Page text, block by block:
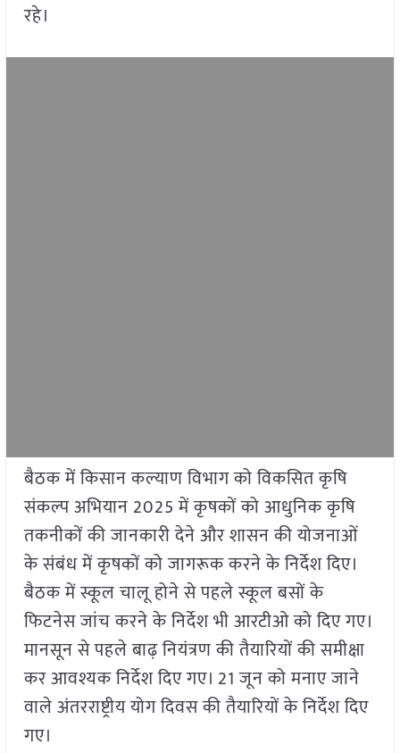
रहे।
बैठक में किसान कल्याण विभाग को विकसित कृषि
संकल्प अभियान 2025 में कृषकों को आधुनिक कृषि
तकनीकों की जानकारी देने और शासन की योजनाओं
के संबंध में कृषकों को जागरूक करने के निर्देश दिए।
बैठक में स्कूल चालू होने से पहले स्कूल बसों के
फिटनेस जांच करने के निर्देश भी आरटीओ को दिए गए।
मानसून से पहले बाढ़ नियंत्रण की तैयारियों की समीक्षा
कर आवश्यक निर्देश दिए गए। 21 जून को मनाए जाने
वाले अंतरराष्ट्रीय योग दिवस की तैयारियों के निर्देश दिए
गए।